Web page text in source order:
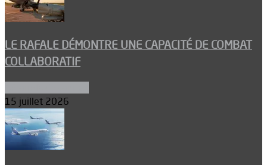
LE RAFALE DÉMONTRE UNE CAPACITÉ DE COMBAT
COLLABORATIF
15 juillet 2026